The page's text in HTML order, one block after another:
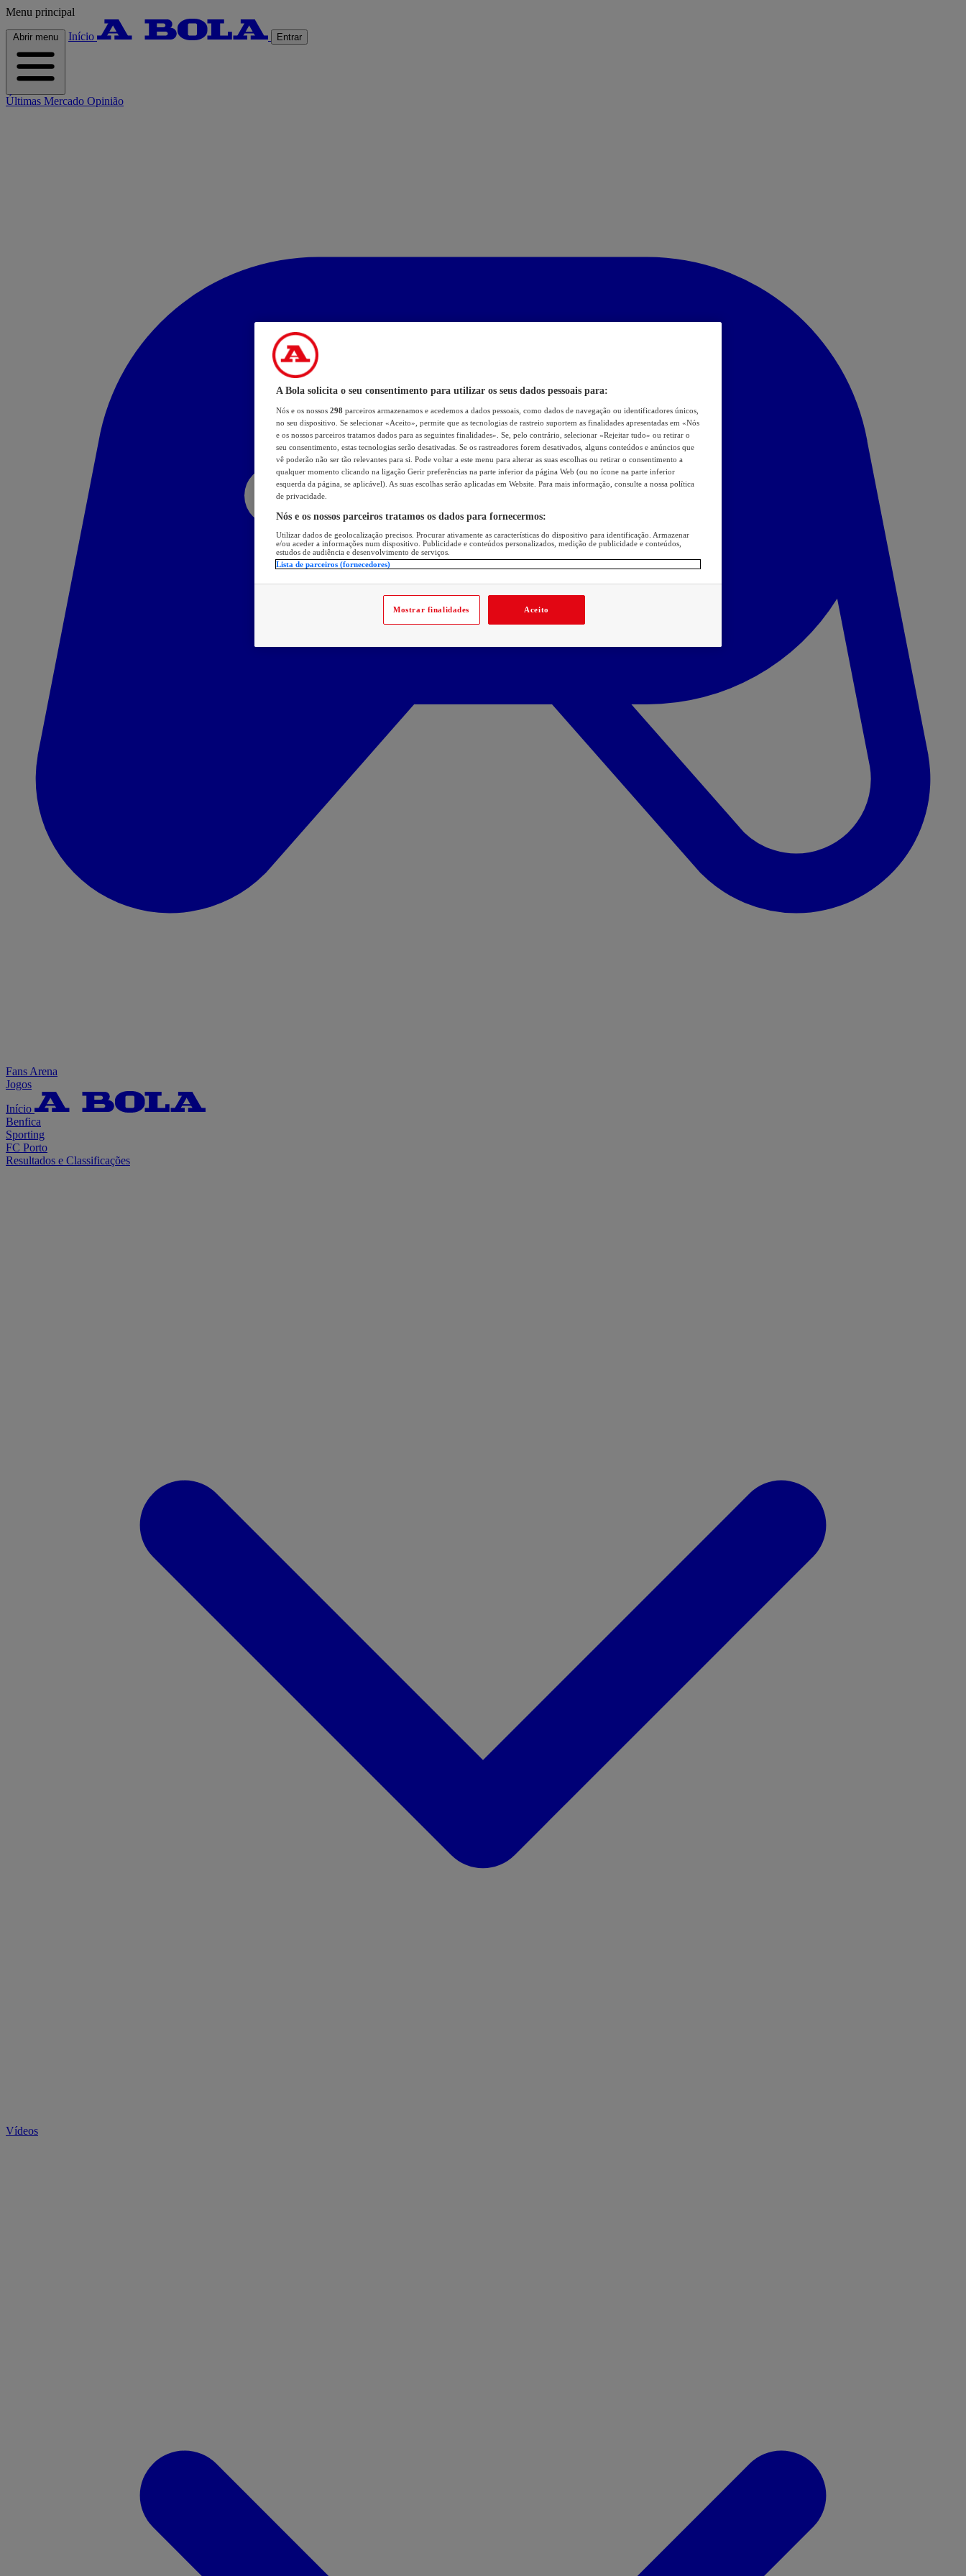
Menu principal
Abrir menu Início Entrar
Últimas Mercado Opinião
Fans Arena
Jogos
Início
Benfica
Sporting
FC Porto
Resultados e Classificações
Vídeos
A Bola solicita o seu consentimento para utilizar os seus dados pessoais para:
Nós e os nossos 298 parceiros armazenamos e acedemos a dados pessoais, como dados de navegação ou identificadores únicos,
no seu dispositivo. Se selecionar «Aceito», permite que as tecnologias de rastreio suportem as finalidades apresentadas em «Nós
e os nossos parceiros tratamos dados para as seguintes finalidades». Se, pelo contrário, selecionar «Rejeitar tudo» ou retirar o
seu consentimento, estas tecnologias serão desativadas. Se os rastreadores forem desativados, alguns conteúdos e anúncios que
vê poderão não ser tão relevantes para si. Pode voltar a este menu para alterar as suas escolhas ou retirar o consentimento a
qualquer momento clicando na ligação Gerir preferências na parte inferior da página Web (ou no ícone na parte inferior
esquerda da página, se aplicável). As suas escolhas serão aplicadas em Website. Para mais informação, consulte a nossa política
de privacidade.
Nós e os nossos parceiros tratamos os dados para fornecermos:
Utilizar dados de geolocalização precisos. Procurar ativamente as características do dispositivo para identificação. Armazenar
e/ou aceder a informações num dispositivo. Publicidade e conteúdos personalizados, medição de publicidade e conteúdos,
estudos de audiência e desenvolvimento de serviços.
Lista de parceiros (fornecedores)
Mostrar finalidades Aceito